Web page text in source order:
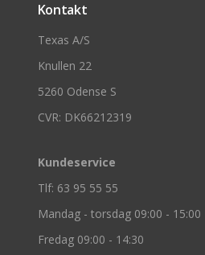
Kontakt
Texas A/S
Knullen 22
5260 Odense S
CVR: DK66212319
Kundeservice
Tlf: 63 95 55 55
Mandag - torsdag 09:00 - 15:00
Fredag 09:00 - 14:30